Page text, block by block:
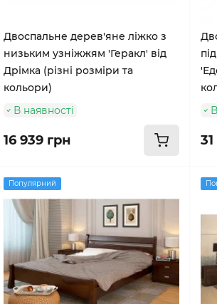
Двоспальне дерев'яне ліжко з
низьким узніжжям 'Геракл' від
Дрімка (різні розміри та
кольори)
В наявності
16 939 грн
Популярний